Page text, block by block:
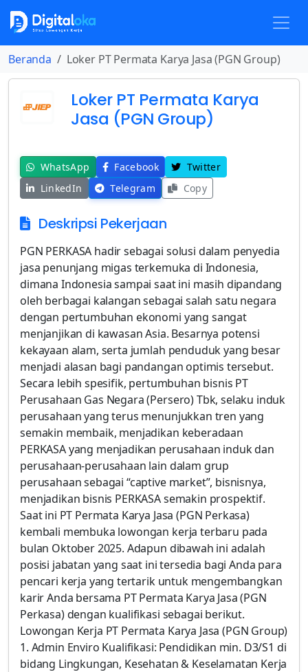
Beranda Loker PT Permata Karya Jasa (PGN Group)
Loker PT Permata Karya
Jasa (PGN Group)
WhatsApp Facebook
Twitter
LinkedIn
Telegram Copy
Deskripsi Pekerjaan
PGN PERKASA hadir sebagai solusi dalam penyedia
jasa penunjang migas terkemuka di Indonesia,
dimana Indonesia sampai saat ini masih dipandang
oleh berbagai kalangan sebagai salah satu negara
dengan pertumbuhan ekonomi yang sangat
menjanjikan di kawasan Asia. Besarnya potensi
kekayaan alam, serta jumlah penduduk yang besar
menjadi alasan bagi pandangan optimis tersebut.
Secara lebih spesifik, pertumbuhan bisnis PT
Perusahaan Gas Negara (Persero) Tbk, selaku induk
perusahaan yang terus menunjukkan tren yang
semakin membaik, menjadikan keberadaan
PERKASA yang menjadikan perusahaan induk dan
perusahaan-perusahaan lain dalam grup
perusahaan sebagai “captive market”, bisnisnya,
menjadikan bisnis PERKASA semakin prospektif.
Saat ini PT Permata Karya Jasa (PGN Perkasa)
kembali membuka lowongan kerja terbaru pada
bulan Oktober 2025. Adapun dibawah ini adalah
posisi jabatan yang saat ini tersedia bagi Anda para
pencari kerja yang tertarik untuk mengembangkan
karir Anda bersama PT Permata Karya Jasa (PGN
Perkasa) dengan kualifikasi sebagai berikut.
Lowongan Kerja PT Permata Karya Jasa (PGN Group)
1. Admin Enviro Kualifikasi: Pendidikan min. D3/S1 di
bidang Lingkungan, Kesehatan & Keselamatan Kerja